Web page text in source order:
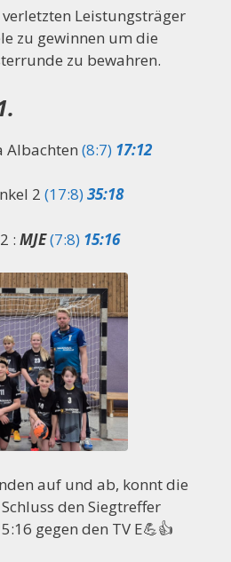
Leistungsträger
zu gewinnen um die
zu bewahren.
Albachten (8:7) 17:12
2 (17:8)35:18
: MJE(7:8) 15:16
auf und ab, konnt die
den Siegtreffer
gegen den TV E💪👍